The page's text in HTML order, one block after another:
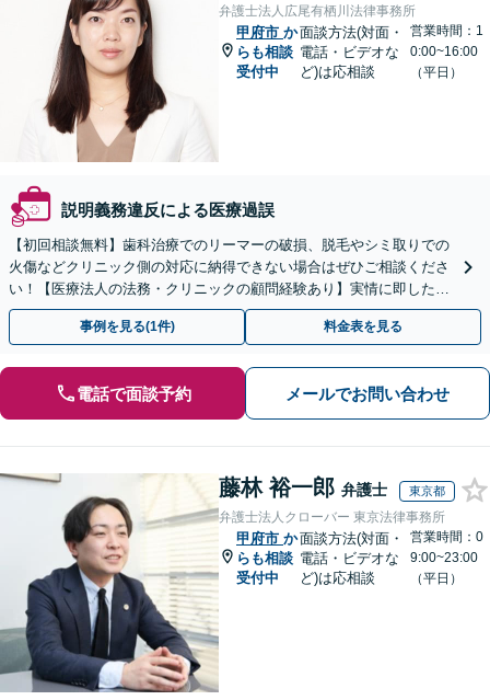
弁護士法人広尾有栖川法律事務所
甲府市 か
らも相談
受付中
面談方法(対面・
電話・ビデオな
ど)は応相談
営業時間：1
0:00~16:00
（平日）
説明義務違反による医療過誤
【初回相談無料】歯科治療でのリーマーの破損、脱毛やシミ取りでの
火傷などクリニック側の対応に納得できない場合はぜひご相談くださ
い！【医療法人の法務・クリニックの顧問経験あり】実情に即したア
ドバイスで、納得のできるトラブルの解決を目指します。
事例を見る(1件) 料金表を見る
電話で面談予約 メールでお問い合わせ
藤林 裕一郎 弁護士 東京都
弁護士法人クローバー 東京法律事務所
甲府市 か
らも相談
受付中
面談方法(対面・
電話・ビデオな
ど)は応相談
営業時間：0
9:00~23:00
（平日）